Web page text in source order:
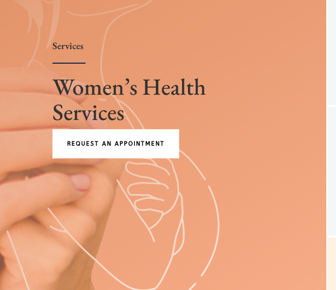
Services
Women’s Health
Services
REQUEST AN APPOINTMENT